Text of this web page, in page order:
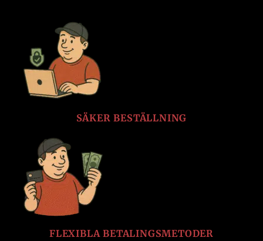
SÄKER BESTÄLLNING
FLEXIBLA BETALINGSMETODER